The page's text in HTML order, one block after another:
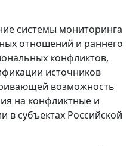
системы мониторинга
отношений и раннего
конфликтов,
источников
возможность
на конфликтные и
в субъектах Российской